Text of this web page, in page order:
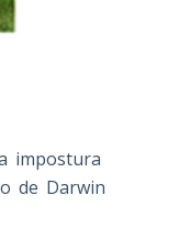
impostura
de Darwin